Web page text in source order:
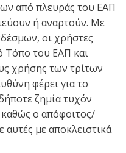
από πλευράς του ΕΑΠ
ή αναρτούν. Με
οι χρήστες
Τόπο του ΕΑΠ και
χρήσης των τρίτων
φέρει για το
ζημία τυχόν
ο απόφοιτος/
με αποκλειστικά